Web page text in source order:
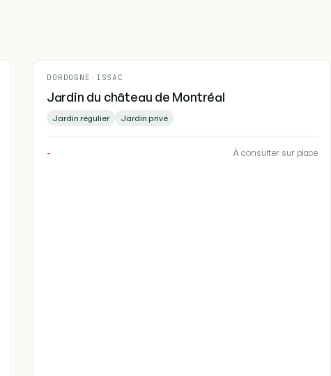
DORDOGNE - ISSAC
Jardin du château de Montréal
Jardin régulier Jardin privé
- À consulter sur place